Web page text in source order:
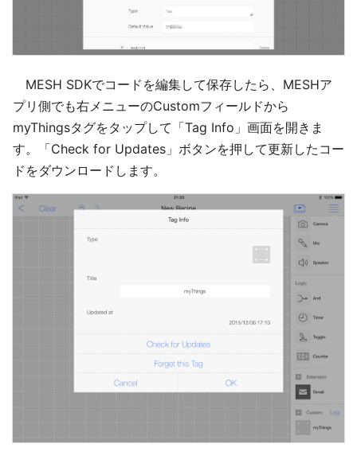
MESH SDKでコードを編集して保存したら、MESHア
プリ側でも右メニューのCustomフィールドから
myThingsタグをタップして「Tag Info」画面を開きま
す。「Check for Updates」ボタンを押して更新したコー
ドをダウンロードします。